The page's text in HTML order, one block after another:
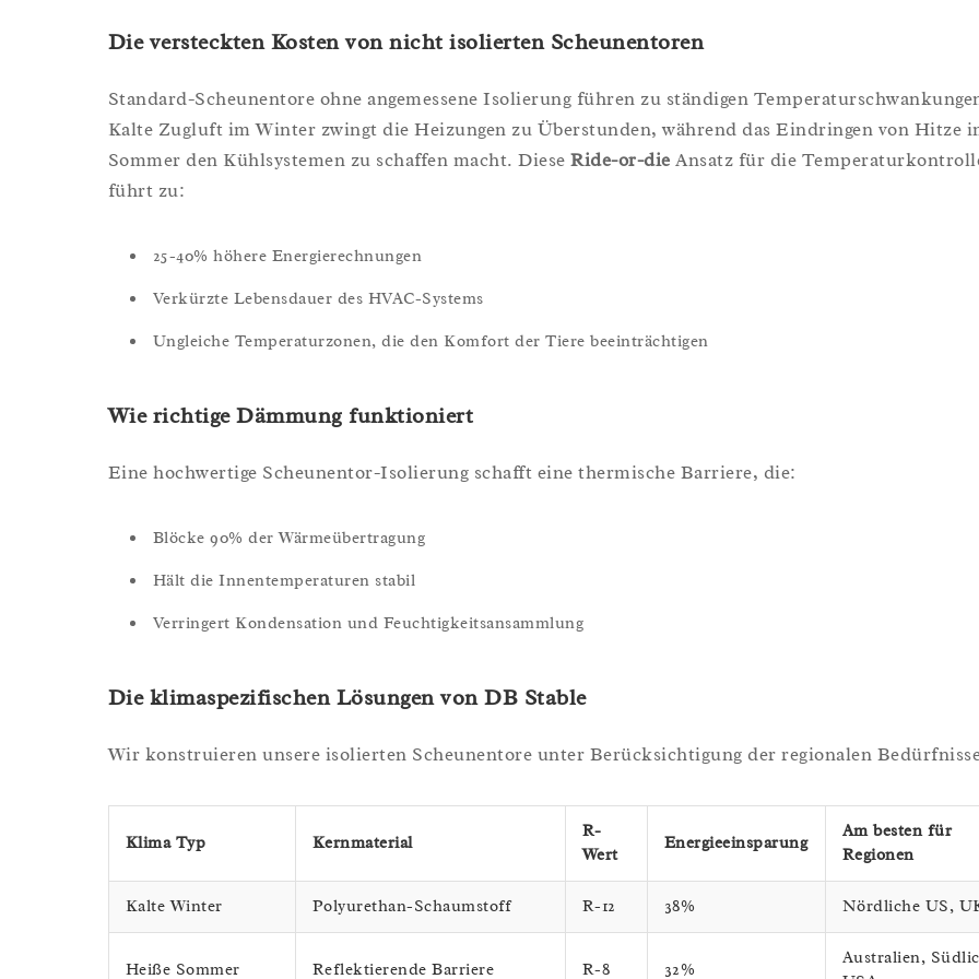
Die versteckten Kosten von nicht isolierten Scheunentoren
Standard-Scheunentore ohne angemessene Isolierung führen zu ständigen
Kalte Zugluft im Winter zwingt die Heizungen zu Überstunden, während das Eindringen von Hitze
Sommer den Kühlsystemen zu schaffen macht. DieseRide-or-die Ansatz für die
führt zu:
25-40% höhere Energierechnungen
Verkürzte Lebensdauer des HVAC-Systems
Ungleiche Temperaturzonen, die den Komfort der Tiere beeinträchtigen
Wie richtige Dämmung funktioniert
Eine hochwertige Scheunentor-Isolierung schafft eine thermische Barriere, die:
Blöcke 90% der Wärmeübertragung
Hält die Innentemperaturen stabil
Verringert Kondensation und Feuchtigkeitsansammlung
Die klimaspezifischen Lösungen von DB Stable
Wir konstruieren unsere isolierten Scheunentore unter Berücksichtigung der regionalen
Klima Typ Kernmaterial
R-
Wert
Energieeinsparung
Am besten für
Regionen
Kalte Winter Polyurethan-Schaumstoff R-12 38% Nördliche US,
Heiße Sommer Reflektierende Barriere R-8 32%
Australien,